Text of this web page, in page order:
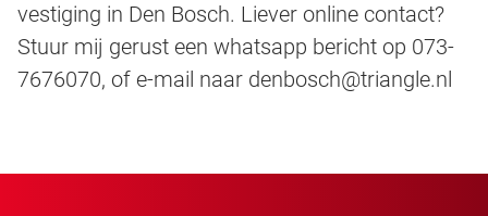
vestiging in Den Bosch. Liever online contact?
Stuur mij gerust een whatsapp bericht op 073-
7676070, of e-mail naar denbosch@triangle.nl